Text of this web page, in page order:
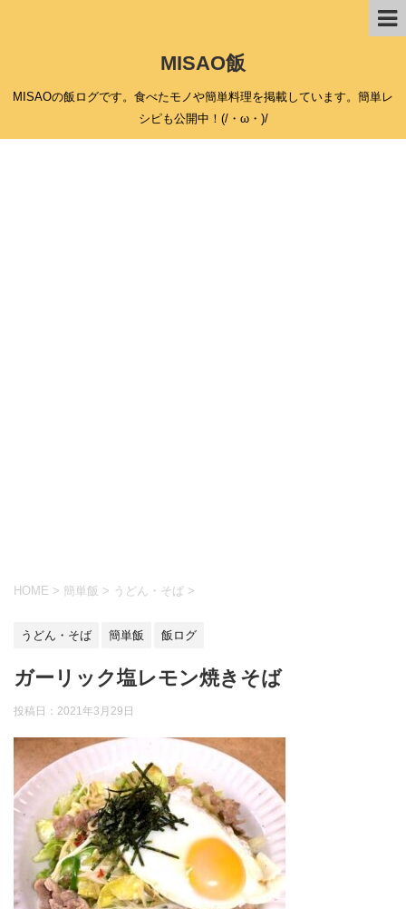
MISAO飯
MISAOの飯ログです。食べたモノや簡単料理を掲載しています。簡単レ
シピも公開中！(/・ω・)/
HOME > 簡単飯 > うどん・そば >
うどん・そば 簡単飯 飯ログ
ガーリック塩レモン焼きそば
投稿日： 2021年3月29日